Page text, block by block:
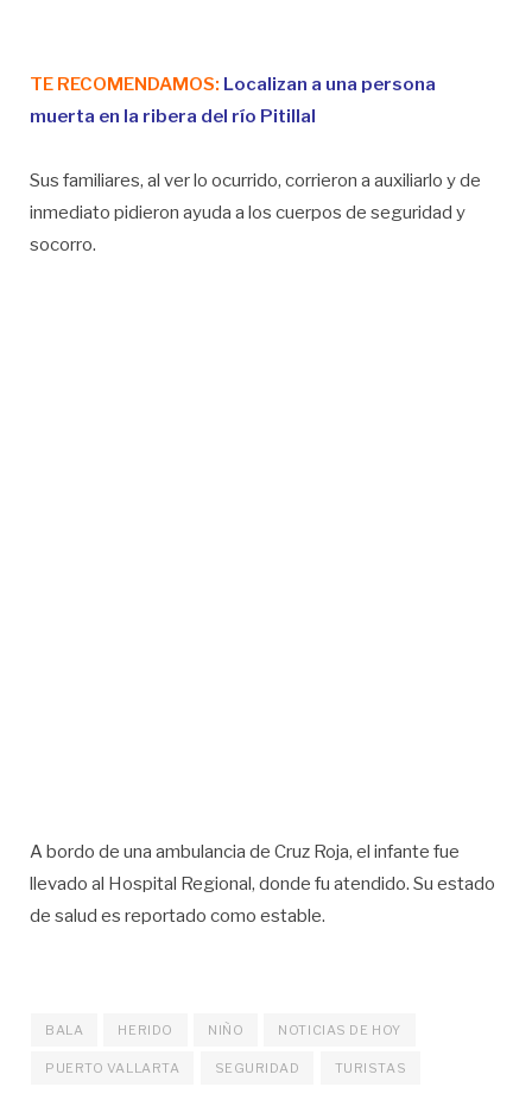
TE RECOMENDAMOS: Localizan a una persona
muerta en la ribera del río Pitillal
Sus familiares, al ver lo ocurrido, corrieron a auxiliarlo y de
inmediato pidieron ayuda a los cuerpos de seguridad y
socorro.
A bordo de una ambulancia de Cruz Roja, el infante fue
llevado al Hospital Regional, donde fu atendido. Su estado
de salud es reportado como estable.
BALA HERIDO NIÑO NOTICIAS DE HOY
PUERTO VALLARTA SEGURIDAD TURISTAS